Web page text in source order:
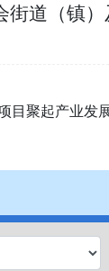
道（镇）
目聚起产业发